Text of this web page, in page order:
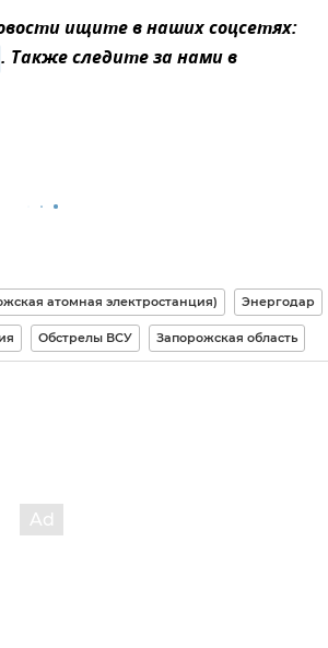
ищите в наших соцсетях:
. Также следите за нами в
атомная электростанция) Энергодар
Обстрелы ВСУ Запорожская область